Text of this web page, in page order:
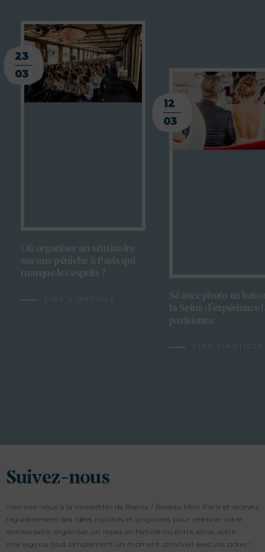
Où organiser un séminaire
sur une péniche à Paris qui
marque les esprits ?
23
03
LIRE L'ARTICLE
Séance photo en
la Seine : l’expérience
parisienne
12
03
LIRE L'ARTICLE
Suivez-nous
Inscrivez-vous à la newsletter de Beecie / Bateau Mon Paris et recevez
régulièrement des idées insolites et originales pour célébrer votre
anniversaire, organiser un repas en famille ou entre amis, votre
mariage ou tout simplement un moment convivial avec vos potes !